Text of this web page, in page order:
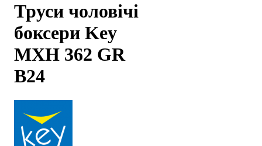
Труси чоловічі
боксери Key
MXH 362 GR
B24